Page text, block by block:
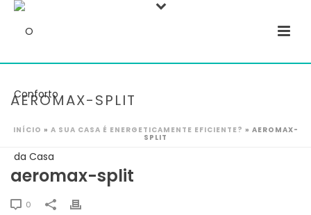
AEROMAX-SPLIT
INÍCIO » A SUA CASA É ENERGETICAMENTE EFICIENTE? » AEROMAX-
SPLIT
aeromax-split
0